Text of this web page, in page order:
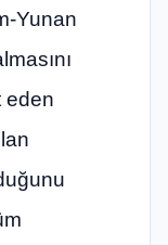
Yunan
eden